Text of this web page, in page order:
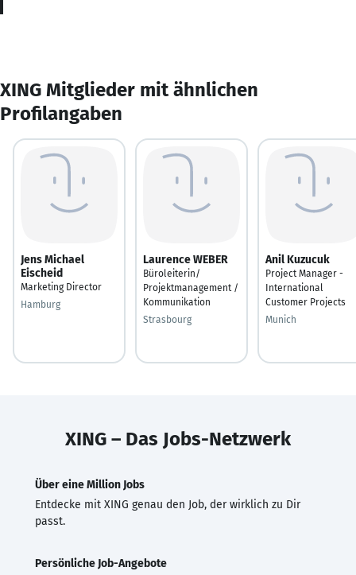
XING Mitglieder mit ähnlichen
Profilangaben
Jens Michael
Eischeid
Marketing Director
Hamburg
Laurence WEBER
Büroleiterin/
Projektmanagement /
Kommunikation
Strasbourg
Anil Kuzucuk
Project Manager -
International
Customer Projects
Munich
XING – Das Jobs-Netzwerk
Über eine Million Jobs
Entdecke mit XING genau den Job, der wirklich zu Dir
passt.
Persönliche Job-Angebote